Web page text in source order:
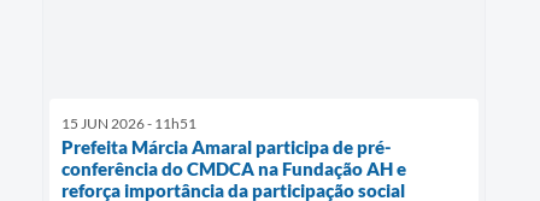
15 JUN 2026 - 11h51
Prefeita Márcia Amaral participa de pré-
conferência do CMDCA na Fundação AH e
reforça importância da participação social